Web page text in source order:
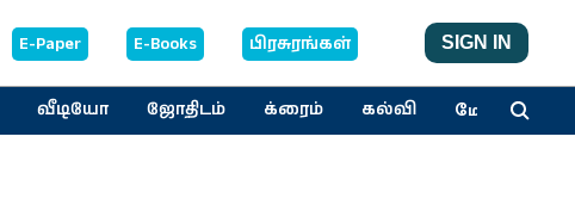
E-Paper E-Books பிரசுரங்கள் SIGN IN
வீடியோ ஜோதிடம் க்ரைம் கல்வி மேலும்